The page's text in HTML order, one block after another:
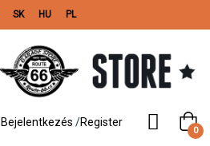
SK HU PL
Bejelentkezés /Register
0